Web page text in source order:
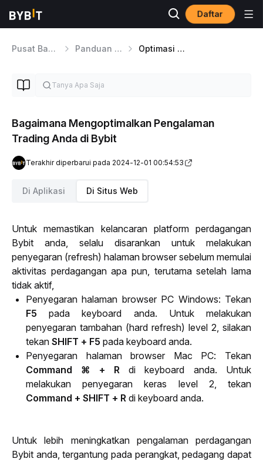
Daftar
Pusat Bantuan Panduan Platform Optimasi dan Pengalaman Pengguna
Bagaimana Mengoptimalkan Pengalaman
Trading Anda di Bybit
Terakhir diperbarui pada 2024-12-01 00:54:53
Di Aplikasi Di Situs Web
Untuk memastikan kelancaran platform perdagangan
Bybit anda, selalu disarankan untuk melakukan
penyegaran (refresh) halaman browser sebelum memulai
aktivitas perdagangan apa pun, terutama setelah lama
tidak aktif,
Penyegaran halaman browser PC Windows: Tekan
F5 pada keyboard anda. Untuk melakukan
penyegaran tambahan (hard refresh) level 2, silakan
tekan SHIFT + F5 pada keyboard anda.
Penyegaran halaman browser Mac PC: Tekan
Command ⌘ + Rdi keyboard anda. Untuk
melakukan penyegaran keras level 2, tekan
Command + SHIFT + R di keyboard anda.
Untuk lebih meningkatkan pengalaman perdagangan
Bybit anda, tergantung pada perangkat, pedagang dapat